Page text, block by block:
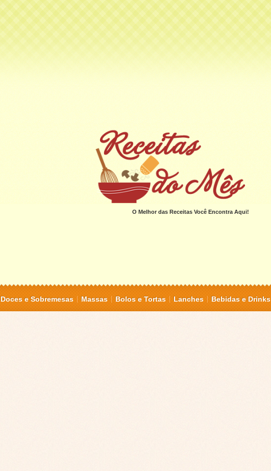
O Melhor das Receitas Você Encontra Aqui!
Doces e Sobremesas Massas Bolos e Tortas Lanches Bebidas e Drinks